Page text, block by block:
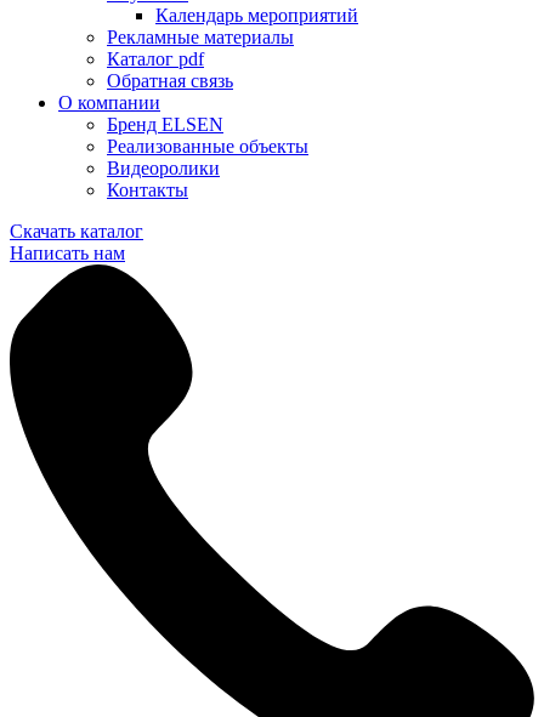
Календарь мероприятий
Рекламные материалы
Каталог pdf
Обратная связь
О компании
Бренд ELSEN
Реализованные объекты
Видеоролики
Контакты
Скачать каталог
Написать нам